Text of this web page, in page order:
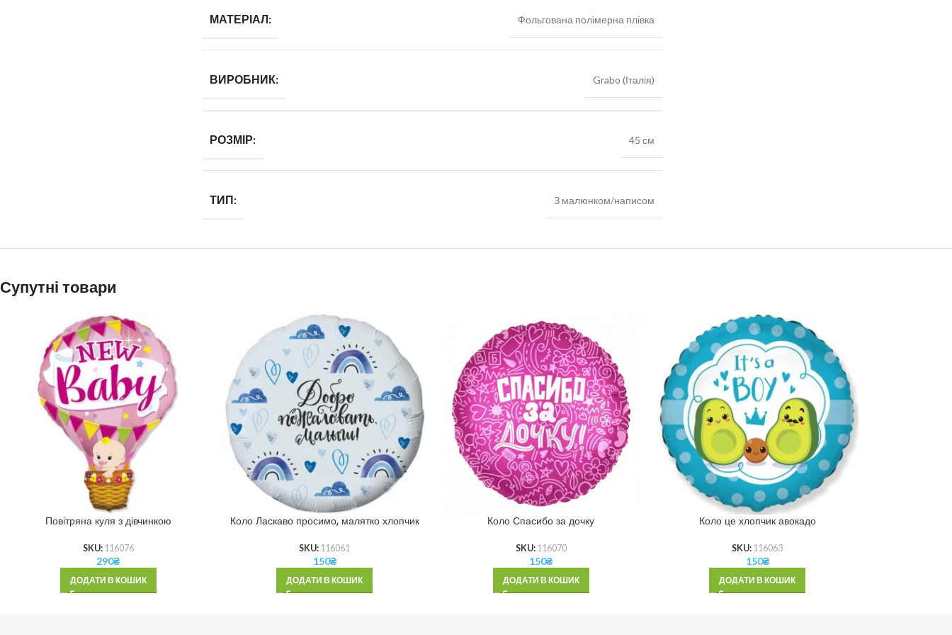
МАТЕРІАЛ: Фольгована полімерна плівка
ВИРОБНИК: Grabo (Італія)
РОЗМІР: 45 см
ТИП: З малюнком/написом
Супутні товари
Повітряна куля з дівчинкою
SKU: 116076
290₴
ДОДАТИ В КОШИК
Коло Ласкаво просимо, малятко хлопчик
SKU: 116061
150₴
ДОДАТИ В КОШИК
Коло Спасибо за дочку
SKU: 116070
150₴
ДОДАТИ В КОШИК
Коло це хлопчик авокадо
SKU: 116063
150₴
ДОДАТИ В КОШИК